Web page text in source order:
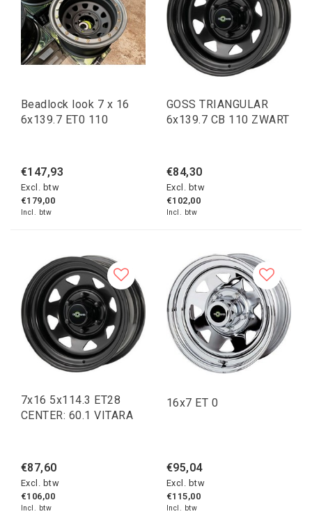
Beadlock look 7 x 16
6x139.7 ET0 110
€147,93
Excl. btw
€179,00
Incl. btw
GOSS TRIANGULAR
6x139.7 CB 110 ZWART
€84,30
Excl. btw
€102,00
Incl. btw
7x16 5x114.3 ET28
CENTER: 60.1 VITARA
€87,60
Excl. btw
€106,00
Incl. btw
16x7 ET 0
€95,04
Excl. btw
€115,00
Incl. btw